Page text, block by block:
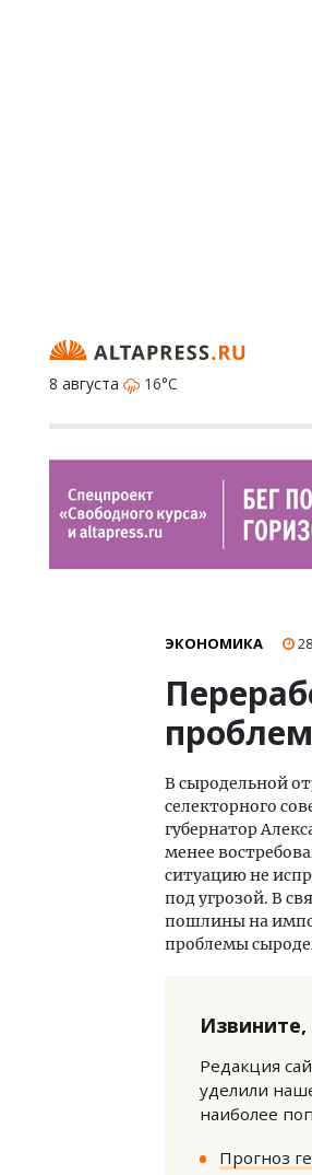
8 августа
16°C
ЭКОНОМИКА
В сыродельной
селекторного
губернатор
менее
ситуацию не
под угрозой. В
пошлины на
проблемы
Редакция
уделили
наиболее
Прогноз
Ищем новые берега.